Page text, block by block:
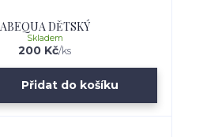
ABEQUA DĚTSKÝ
200 Kč/ks
Skladem
Přidat do košíku